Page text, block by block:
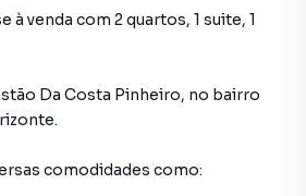
venda com 2 quartos, 1 suite, 1
Da Costa Pinheiro, no bairro
.
comodidades como: